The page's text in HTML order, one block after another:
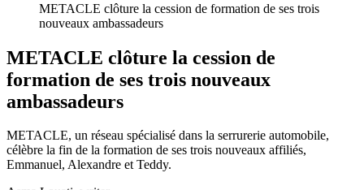
METACLE clôture la cession de formation de ses trois
nouveaux ambassadeurs
METACLE clôture la cession de
formation de ses trois nouveaux
ambassadeurs
METACLE, un réseau spécialisé dans la serrurerie automobile,
célèbre la fin de la formation de ses trois nouveaux affiliés,
Emmanuel, Alexandre et Teddy.